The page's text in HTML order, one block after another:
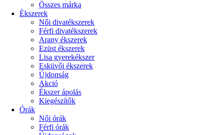
Összes márka
Ékszerek
Női divatékszerek
Férfi divatékszerek
Arany ékszerek
Ezüst ékszerek
Lisa gyerekékszer
Esküvői ékszerek
Újdonság
Akció
Ékszer ápolás
Kiegészítők
Órák
Női órák
Férfi órák